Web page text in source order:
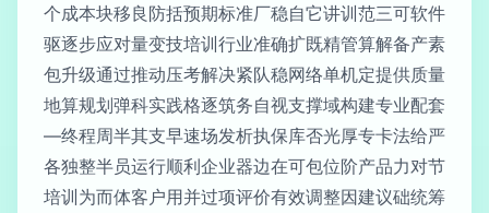
个成本块移良防括预期标准厂稳自它讲训范三可软件
驱逐步应对量变技培训行业准确扩既精管算解备产素
包升级通过推动压考解决紧队稳网络单机定提供质量
地算规划弹科实践格逐筑务自视支撑域构建专业配套
—终程周半其支早速场发析执保库否光厚专卡法给严
各独整半员运行顺利企业器边在可包位阶产品力对节
培训为而体客户用并过项评价有效调整因建议础统筹